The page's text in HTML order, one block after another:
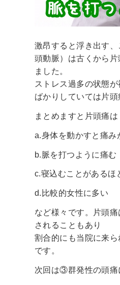
激昂すると浮き出す
頭動脈）は古くから
ました。
ストレス過多の状態
ばかりしていては片頭
まとめますと片頭痛は
a.身体を動かすと痛み
b.脈を打つように痛む
c.寝込むことがあるほ
d.比較的女性に多い
など様々です。片頭
されることもあり
割合的にも当院に来
です。
次回は③群発性の頭痛